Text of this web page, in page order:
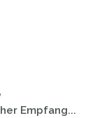
Empfang...